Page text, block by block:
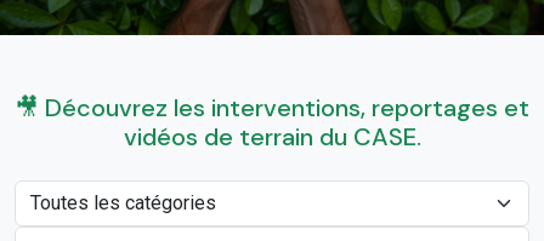
🎥 Découvrez les interventions, reportages et
vidéos de terrain du CASE.